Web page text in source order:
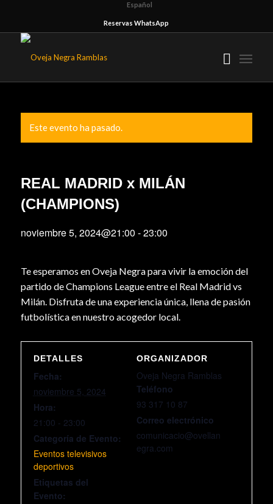
Español
Reservas WhatsApp
Este evento ha pasado.
REAL MADRID x MILÁN
(CHAMPIONS)
noviembre 5, 2024@21:00 -23:00
Te esperamos en Oveja Negra para vivir la emoción del
partido de Champions League entre el Real Madrid vs
Milán. Disfruta de una experiencia única, llena de pasión
futbolística en nuestro acogedor local.
DETALLES
Fecha:
noviembre 5, 2024
Hora:
21:00 - 23:00
Categoría de Evento:
Eventos televisivos
deportivos
Etiquetas del
Evento:
ORGANIZADOR
Oveja Negra Ramblas
Teléfono
93 317 10 87
Correo electrónico
comunicacio@ovellan
egra.com